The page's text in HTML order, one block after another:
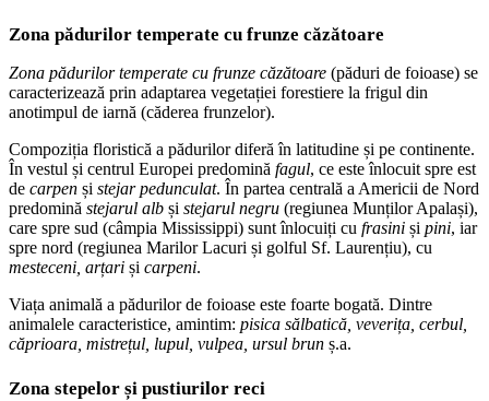
Zona pădurilor temperate cu frunze căzătoare
Zona pădurilor temperate cu frunze căzătoare (păduri de foioase) se
caracterizează prin adaptarea vegetației forestiere la frigul din
anotimpul de iarnă (căderea frunzelor).
Compoziția floristică a pădurilor diferă în latitudine și pe continente.
În vestul și centrul Europei predomină fagul, ce este înlocuit spre est
de carpen și stejar pedunculat. În partea centrală a Americii de Nord
predomină stejarul alb și stejarul negru (regiunea Munților Apalași),
care spre sud (câmpia Mississippi) sunt înlocuiți cu frasini și pini, iar
spre nord (regiunea Marilor Lacuri și golful Sf. Laurențiu), cu
mesteceni, arțari și carpeni.
Viața animală a pădurilor de foioase este foarte bogată. Dintre
animalele caracteristice, amintim: pisica sălbatică, veverița, cerbul,
căprioara, mistrețul, lupul, vulpea, ursul brun ș.a.
Zona stepelor și pustiurilor reci